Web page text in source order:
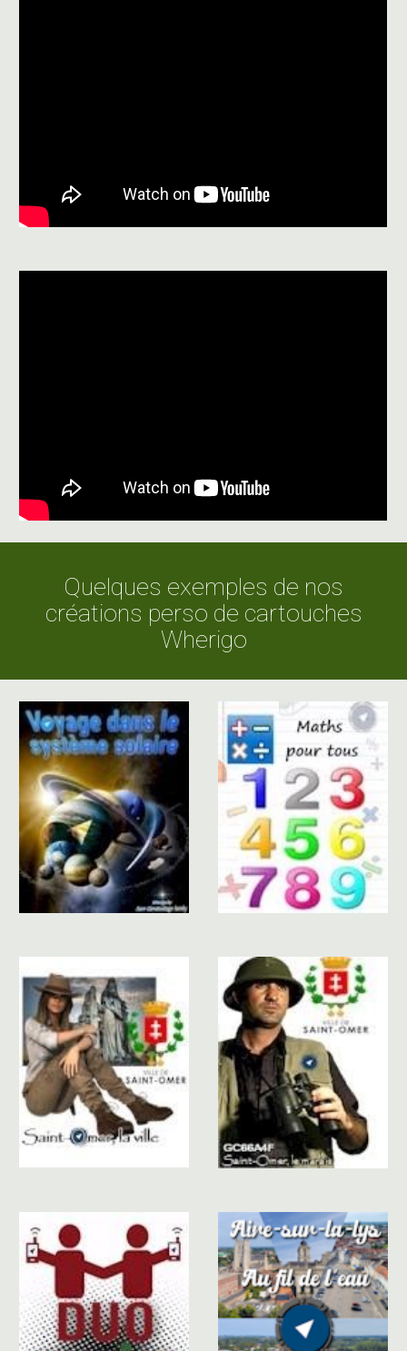
Quelques exemples de nos
créations perso de cartouches
Wherigo